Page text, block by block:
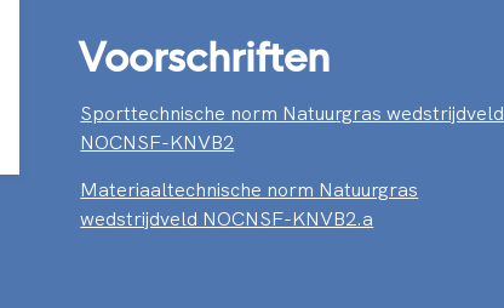
Voorschriften
Sporttechnische norm Natuurgras wedstrijdveld
NOCNSF-KNVB2
Materiaaltechnische norm Natuurgras
wedstrijdveld NOCNSF-KNVB2.a